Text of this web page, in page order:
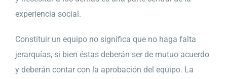
experiencia social.
Constituir un equipo no significa que no haga falta
jerarquías, si bien éstas deberán ser de mutuo acuerdo
y deberán contar con la aprobación del equipo. La